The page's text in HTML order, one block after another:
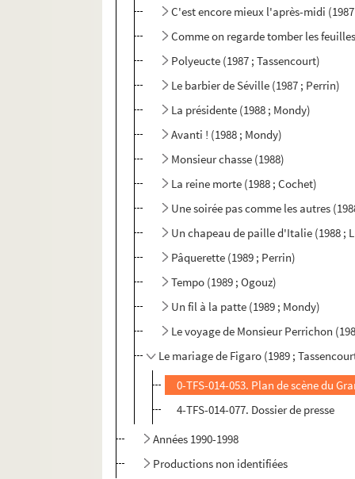
C'est encore mieux l'après-midi
Comme on regarde tomber les
Polyeucte (1987 ; Tassencourt)
Le barbier de Séville (1987 ; Perrin)
La présidente (1988 ; Mondy)
Avanti ! (1988 ; Mondy)
Monsieur chasse (1988)
La reine morte (1988 ; Cochet)
Une soirée pas comme les autres
Un chapeau de paille d'Italie (1988 ;
Pâquerette (1989 ; Perrin)
Tempo (1989 ; Ogouz)
Un fil à la patte (1989 ; Mondy)
Le voyage de Monsieur Perrichon
Le mariage de Figaro (1989 ;
0-TFS-014-053. Plan de scène du
4-TFS-014-077. Dossier de presse
Années 1990-1998
Productions non identifiées